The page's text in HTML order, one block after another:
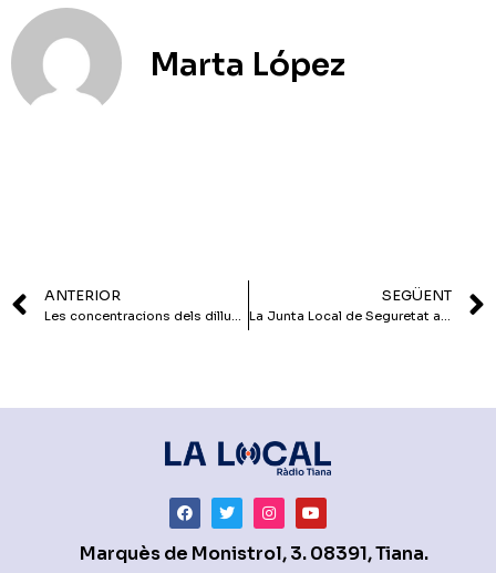
Marta López
ANTERIOR
Les concentracions dels dilluns seran mensuals a partir del setembre
SEGÜENT
La Junta Local de Seguretat analitza les dades delinqüencials del juliol de 2019 al juny de 2020
Marquès de Monistrol, 3. 08391, Tiana.